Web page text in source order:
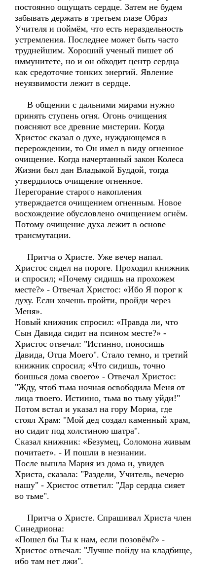
постоянно ощущать сердце. Затем не будем
забывать держать в третьем глазе Образ
Учителя и поймём, что есть нераздельность
устремления. Последнее может быть часто
труднейшим. Хороший ученый пишет об
иммунитете, но и он обходит центр сердца
как средоточие тонких энергий. Явление
неуязвимости лежит в сердце.
В общении с дальними мирами нужно
принять ступень огня. Огонь очищения
поясняют все древние мистерии. Когда
Христос сказал о духе, нуждающемся в
перерождении, то Он имел в виду огненное
очищение. Когда начертанный закон Колеса
Жизни был дан Владыкой Буддой, тогда
утвердилось очищение огненное.
Перегорание старого накопления
утверждается очищением огненным. Новое
восхождение обусловлено очищением огнём.
Потому очищение духа лежит в основе
трансмутации.
Притча о Христе. Уже вечер напал.
Христос сидел на пороге. Проходил книжник
и спросил; «Почему сидишь на прохожем
месте?» - Отвечал Христос: «Ибо Я порог к
духу. Если хочешь пройти, пройди через
Меня».
Новый книжник спросил: «Правда ли, что
Сын Давида сидит на псином месте?» -
Христос отвечал: "Истинно, поносишь
Давида, Отца Моего". Стало темно, и третий
книжник спросил; «Что сидишь, точно
боишься дома своего» - Отвечал Христос:
"Жду, чтоб тьма ночная освободила Меня от
лица твоего. Истинно, тьма во тьму уйди!"
Потом встал и указал на гору Мориа, где
стоял Храм: "Мой дед создал каменный храм,
но сидит под холстиною шатра".
Сказал книжник: «Безумец, Соломона живым
почитает». - И пошли в незнании.
После вышла Мария из дома и, увидев
Христа, сказала: "Раздели, Учитель, вечерю
нашу" - Христос ответил: "Дар сердца сияет
во тьме".
Притча о Христе. Спрашивал Христа член
Синедриона:
«Пошел бы Ты к нам, если позовём?» -
Христос отвечал: "Лучше пойду на кладбище,
ибо там нет лжи".